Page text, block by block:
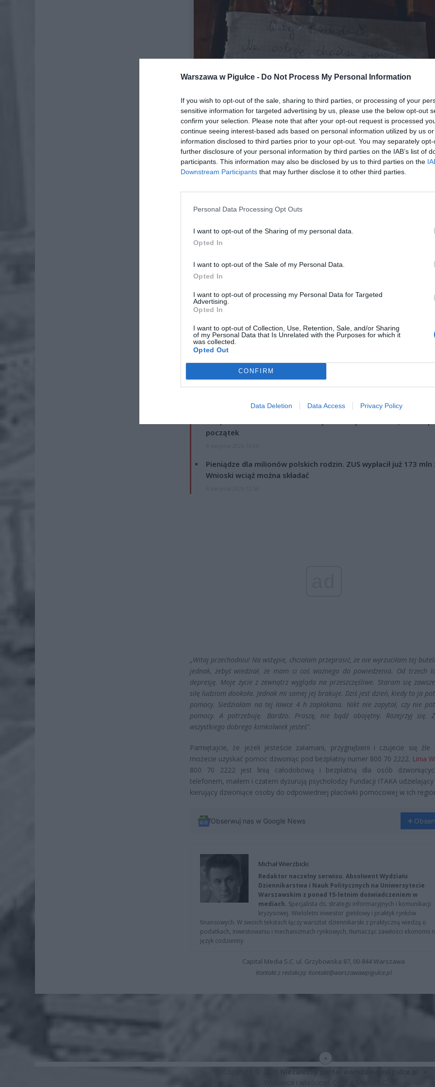
Warszawa w Pigułce - Do Not Process My Personal Information
If you wish to opt-out of the sale, sharing to third parties, or processing of your
sensitive information for targeted advertising by us, please use the below opt-out
confirm your selection. Please note that after your opt-out request is processed
continue seeing interest-based ads based on personal information utilized by us
information disclosed to third parties prior to your opt-out. You may separately
further disclosure of your personal information by third parties on the IAB’s list of
participants. This information may also be disclosed by us to third parties on the
Downstream Participants that may further disclose it to other third parties.
Personal Data Processing Opt Outs
I want to opt-out of the Sharing of my personal data.
Opted In
I want to opt-out of the Sale of my Personal Data.
Opted In
I want to opt-out of processing my Personal Data for Targeted
Advertising.
Opted In
I want to opt-out of Collection, Use, Retention, Sale, and/or Sharing
of my Personal Data that Is Unrelated with the Purposes for which it
was collected.
Opted Out
CONFIRM
Data Deletion Data Access Privacy Policy
Treść wiadomości jest dramatyczna i mamy nadzieję, że osoba, która ją
czuje się dobrze i jest już lepiej.
ZOBACZ RÓWNIEŻ:
początek
Pieniądze dla milionów polskich rodzin. ZUS wypłacił już 173 mln
Wnioski wciąż można składać
„Witaj przechodniu! Na wstępie, chciałam przeprosić, że nie wyrzuciłam tej
jednak, żebyś wiedział, że mam ci coś ważnego do powiedzenia. Od trzech
depresję. Moje życie z zewnątrz wygląda na przeszczęśliwe. Staram się
siłę ludziom dookoła. Jednak mi samej jej brakuje. Dziś jest dzień, kiedy to ja
pomocy. Siedziałam na tej ławce 4 h zapłakana. Nikt nie zapytał, czy nie
pomocy. A potrzebuję. Bardzo. Proszę, nie bądź obojętny. Rozejrzyj się.
wszystkiego dobrego kimkolwiek jesteś”.
Pamiętajcie, że jeżeli jesteście załamani, przygnębieni i czujecie się źle
możecie uzyskać pomoc dzwoniąc pod bezpłatny numer 800 70 2222. Linia
800 70 2222 jest linią całodobową i bezpłatną dla osób
telefonem, mailem i czatem dyżurują psycholodzy Fundacji ITAKA
kierujący dzwoniące osoby do odpowiedniej placówki pomocowej w ich
Obserwuj nas w Google News
Michał Wierzbicki
Redaktor naczelny serwisu. Absolwent Wydziału
Dziennikarstwa i Nauk Politycznych na Uniwersytecie
Warszawskim z ponad 15-letnim doświadczeniem w
mediach. Specjalista ds. strategii informacyjnych i komunikacji
kryzysowej. Wieloletni inwestor giełdowy i praktyk rynków
finansowych. W swoich tekstach łączy warsztat dziennikarski z praktyczną wiedzą o
podatkach, inwestowaniu i mechanizmach rynkowych, tłumacząc zawiłości ekonomii
język codzienny.
Capital Media S.C. ul. Grzybowska 87, 00-844 Warszawa
Kontakt z redakcją: Kontakt@warszawawpigulce.pl
Niezależny portal warszawawpigulce.pl
Wydawca i właściciel: Capital Media S.C.